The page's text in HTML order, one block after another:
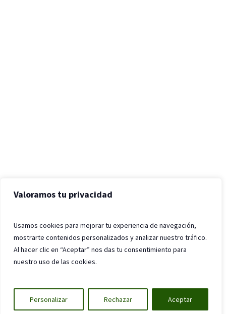
Valoramos tu privacidad
Usamos cookies para mejorar tu experiencia de navegación,
mostrarte contenidos personalizados y analizar nuestro tráfico.
Al hacer clic en “Aceptar” nos das tu consentimiento para
nuestro uso de las cookies.
Personalizar Rechazar Aceptar